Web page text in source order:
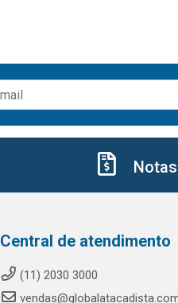
Central de atendimento
(11) 2030 3000